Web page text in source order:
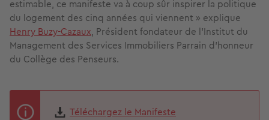
estimable, ce manifeste va à coup sûr inspirer la politique
du logement des cinq années qui viennent » explique
Henry Buzy-Cazaux, Président fondateur de l’Institut du
Management des Services Immobiliers Parrain d’honneur
du Collège des Penseurs.
Téléchargez le Manifeste